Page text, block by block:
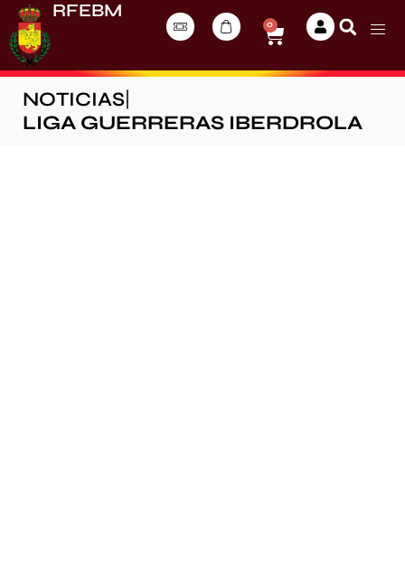
RFEBM
0
NOTICIAS
LIGA GUERRERAS IBERDROLA